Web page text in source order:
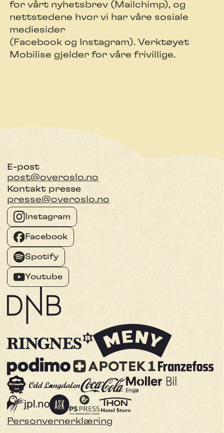
for vårt nyhetsbrev (Mailchimp), og
nettstedene hvor vi har våre sosiale
mediesider
(Facebook og Instagram). Verktøyet
Mobilise gjelder for våre frivillige.
E-post
post@overoslo.no
Kontakt presse
presse@overoslo.no
Instagram
Facebook
Spotify
Youtube
Personvernerklæring